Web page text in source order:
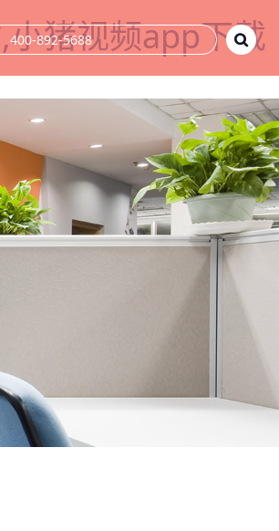
猪视频app下载
400-892-5688